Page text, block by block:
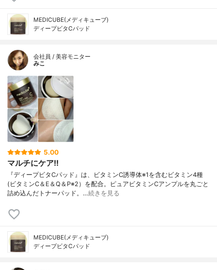
MEDICUBE(メディキューブ)
ディープビタCパッド
会社員 / 美容モニター
みこ
5.00
マルチにケア!!
『ディープビタCパッド』は、ビタミンC誘導体※1を含むビタミン4種
(ビタミンC＆E＆Q＆P※2）を配合。ピュアビタミンCアンプルを丸ごと
詰め込んだトナーパッド。…続きを見る
MEDICUBE(メディキューブ)
ディープビタCパッド